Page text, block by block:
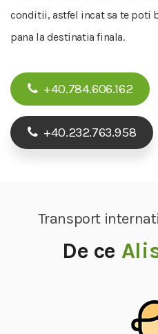
conditii, astfel incat sa te poti
pana la destinatia finala.
+40.784.606.162
+40.232.763.958
Transport
De ce